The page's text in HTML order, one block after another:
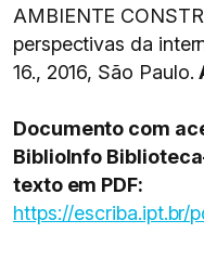
AMBIENTE
perspectivas da
16., 2016, São Paulo.
Documento com
BiblioInfo
texto em PDF:
https://escriba.ipt.br/